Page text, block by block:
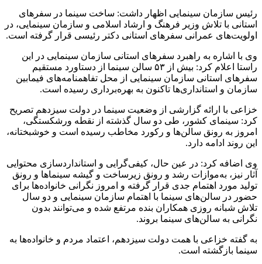
رئیس سازمان سینمایی اظهار داشت: ساخت سینما در سفرهای
استانی با تلاش وزیر فرهنگ‌ و ارشاد اسلامی و سازمان سینمایی، در
اولویت‌های عمرانی سفرهای استانی دکتر رئیسی قرار گرفته است.
وی با اشاره به راهبرد سفرهای استانی سازمان سینمایی در این
راستا اعلام کرد: بیش از ۵۳ سالن سینما از دستاورد مستقیم
سفرهای استانی سازمان سینمایی از محل تفاهمنامه‌های فیمابین
سازمان و استانداری‌ها تاکنون به بهره‌برداری رسیده است.
خزاعی با ارائه گزارشی از وضعیت سینما در دولت سیزدهم تصریح
کرد: سینمای کشور، طی دو سال گذشته از نقطه ورشکستگی،
امروز به رونق سالن‌ها و رکورد مخاطب رسیده است و خوشبختانه،
این روند ادامه دارد.
وی اضافه کرد: در عین حال، کیفی‌گرایی و استانداردسازی محتوایی
آثار نیز، به‌موازات رشد و رونق زیرساخت و گیشه سینماها و رونق
تولید مورد اهتمام جدی قرار گرفته و امروز نگرانی خانواده‌ها برای
حضور در سالن‌های سینما با اهتمام سازمان سینمایی و دو سال
تلاش شبانه روزی همکاران بنده مرتفع شده و می‌توانند بدون
نگرانی به سالن‌های سینما ‌بروند.
به گفته خزاعی با همت دولت سیزدهم، اعتماد مردم و خانواده‌ها به
سینما بازگشته است.